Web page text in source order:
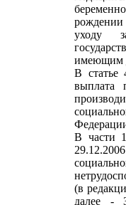
уходу
имеющим
В статье
выплата
В части
(в
далее -